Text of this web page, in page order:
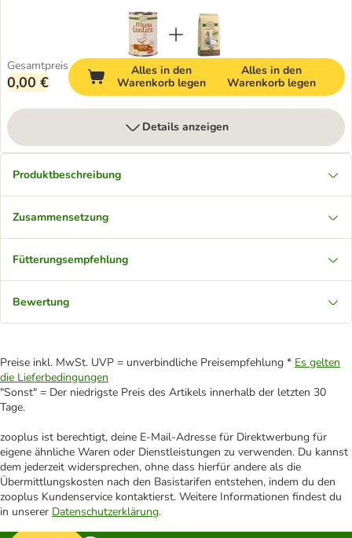
Gesamtpreis
0,00 €
Alles in den
Warenkorb legen
Alles in den
Warenkorb legen
Details anzeigen
Produktbeschreibung
Zusammensetzung
Fütterungsempfehlung
Bewertung
Preise inkl. MwSt. UVP = unverbindliche Preisempfehlung * Es gelten
die Lieferbedingungen
"Sonst" = Der niedrigste Preis des Artikels innerhalb der letzten 30
Tage.
zooplus ist berechtigt, deine E-Mail-Adresse für Direktwerbung für
eigene ähnliche Waren oder Dienstleistungen zu verwenden. Du kannst
dem jederzeit widersprechen, ohne dass hierfür andere als die
Übermittlungskosten nach den Basistarifen entstehen, indem du den
zooplus Kundenservice kontaktierst. Weitere Informationen findest du
in unserer Datenschutzerklärung.